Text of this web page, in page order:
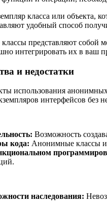
класса или
удобный способ
представляют собой
интегрировать их в ваш
и недостатки
использования
интерфейсов без
Возможность
кода: Анонимные классы и
наследования: